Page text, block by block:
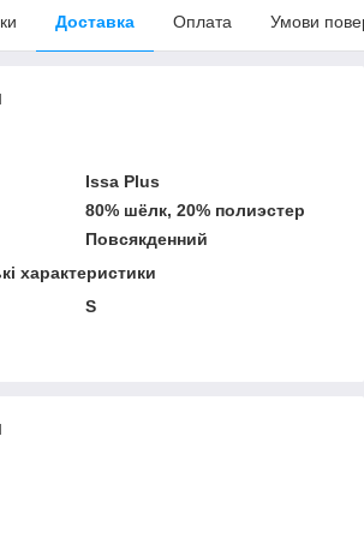
Доставка Оплата Умови
Issa Plus
80% шёлк, 20% полиэстер
Повсякденний
характеристики
S